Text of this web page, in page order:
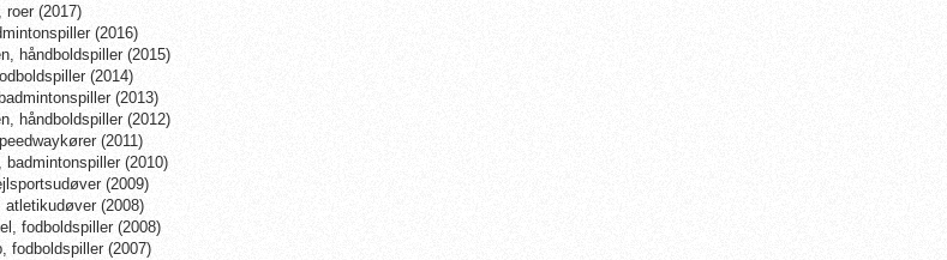
roer (2017)
(2016)
håndboldspiller (2015)
(2014)
(2013)
håndboldspiller (2012)
(2011)
badmintonspiller (2010)
(2009)
atletikudøver (2008)
fodboldspiller (2008)
fodboldspiller (2007)